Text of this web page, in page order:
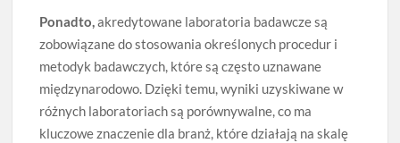
Ponadto,akredytowane laboratoria badawcze są
zobowiązane do stosowania określonych procedur i
metodyk badawczych, które są często uznawane
międzynarodowo. Dzięki temu, wyniki uzyskiwane w
różnych laboratoriach są porównywalne, co ma
kluczowe znaczenie dla branż, które działają na skalę